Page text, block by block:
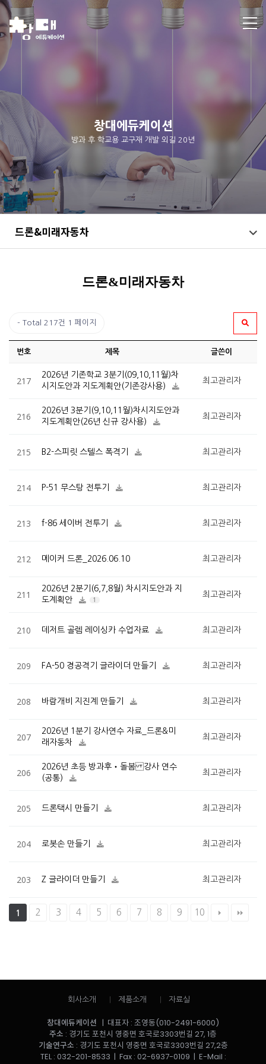
창대에듀케이션
방과 후 학교용 교구재 개발 외길 20년
드론&미래자동차
드론&미래자동차
Total 217건 1 페이지
번호 제목 글쓴이
217
2026년 기존학교 3분기(09,10,11월)차
시지도안과 지도계획안(기존강사용)
최고관리자
216
2026년 3분기(9,10,11월)차시지도안과
지도계획안(26년 신규 강사용)
최고관리자
215 B2-스피릿 스텔스 폭격기 최고관리자
214 P-51 무스탕 전투기 최고관리자
213 f-86 세이버 전투기 최고관리자
212 메이커 드론_2026.06.10 최고관리자
211
2026년 2분기(6,7,8월) 차시지도안과 지
도계획안
1
최고관리자
210 데저트 골렘 레이싱카 수업자료 최고관리자
209 FA-50 경공격기 글라이더 만들기 최고관리자
208 바람개비 지진계 만들기 최고관리자
207
2026년 1분기 강사연수 자료_드론&미
래자동차
최고관리자
206
2026년 초등 방과후‧돌봄 강사 연수
(공통)
최고관리자
205 드론택시 만들기 최고관리자
204 로봇손 만들기 최고관리자
203 Z 글라이더 만들기 최고관리자
1 2 3 4 5 6 7 8 9 10
회사소개 제품소개 자료실
창대에듀케이션 | 대표자 : 조영동(010-2491-6000)
주소 : 경기도 포천시 영중면 호국로3303번길 27, 1층
기술연구소 : 경기도 포천시 영중면 호국로3303번길 27,2층
TEL : 032-201-8533 | Fax : 02-6937-0109 | E-Mail :